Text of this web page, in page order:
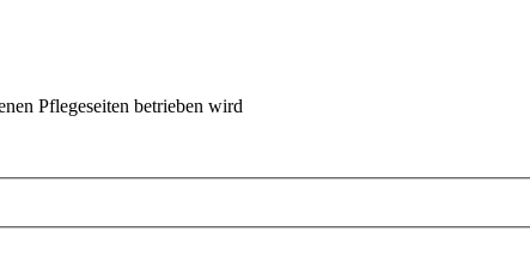
Pflegeseiten betrieben wird